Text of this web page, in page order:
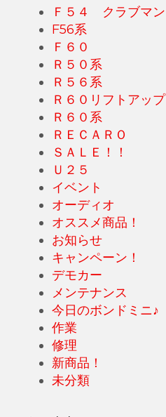
Ｆ５４ クラブマン
F56系
Ｆ６０
Ｒ５０系
Ｒ５６系
Ｒ６０リフトアップ
Ｒ６０系
ＲＥＣＡＲＯ
ＳＡＬＥ！！
Ｕ２５
イベント
オーディオ
オススメ商品！
お知らせ
キャンペーン！
デモカー
メンテナンス
今日のボンドミニ♪
作業
修理
新商品！
未分類